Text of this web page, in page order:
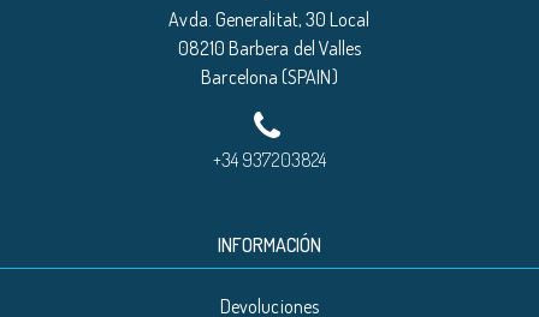
Avda. Generalitat, 30 Local
08210 Barbera del Valles
Barcelona (SPAIN)
+34 937203824
INFORMACIÓN
Devoluciones